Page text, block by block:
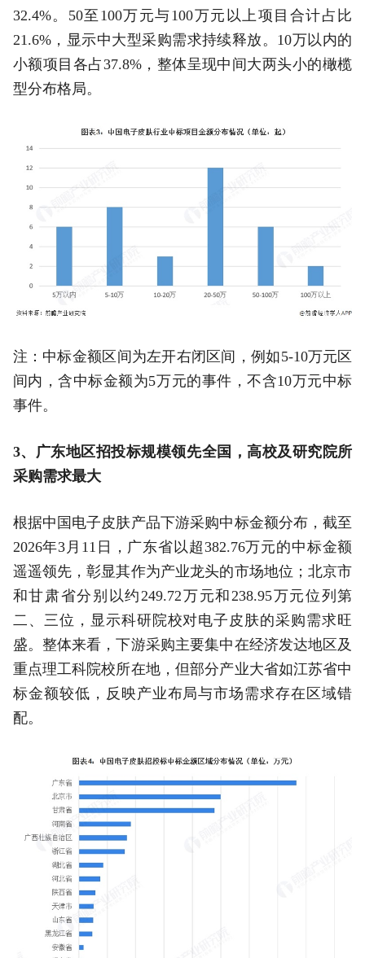
32.4%。50至100万元与100万元以上项目合计占比
21.6%，显示中大型采购需求持续释放。10万以内的
小额项目各占37.8%，整体呈现中间大两头小的橄榄
型分布格局。
注：中标金额区间为左开右闭区间，例如5-10万元区
间内，含中标金额为5万元的事件，不含10万元中标
事件。
3、广东地区招投标规模领先全国，高校及研究院所
采购需求最大
根据中国电子皮肤产品下游采购中标金额分布，截至
2026年3月11日，广东省以超382.76万元的中标金额
遥遥领先，彰显其作为产业龙头的市场地位；北京市
和甘肃省分别以约249.72万元和238.95万元位列第
二、三位，显示科研院校对电子皮肤的采购需求旺
盛。整体来看，下游采购主要集中在经济发达地区及
重点理工科院校所在地，但部分产业大省如江苏省中
标金额较低，反映产业布局与市场需求存在区域错
配。